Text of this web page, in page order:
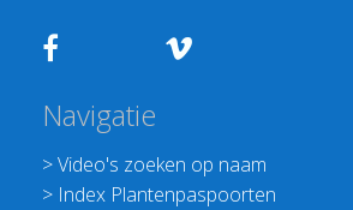
Navigatie
>Video's zoeken op naam
> Index Plantenpaspoorten